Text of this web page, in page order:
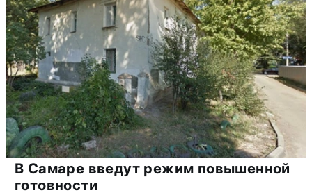
В Самаре введут режим повышенной
готовности